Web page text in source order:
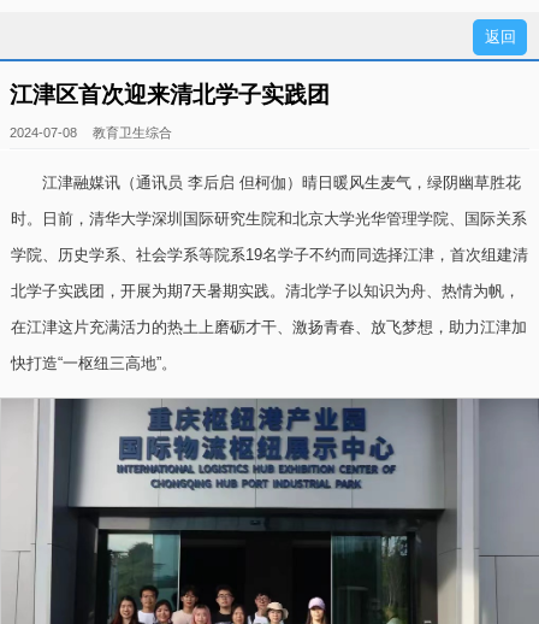
江津区首次迎来清北学子实践团
2024-07-08 教育卫生综合
江津融媒讯（通讯员 李后启 但柯伽）晴日暖风生麦气，绿阴幽草胜花
时。日前，清华大学深圳国际研究生院和北京大学光华管理学院、国际关系
学院、历史学系、社会学系等院系19名学子不约而同选择江津，首次组建清
北学子实践团，开展为期7天暑期实践。清北学子以知识为舟、热情为帆，
在江津这片充满活力的热土上磨砺才干、激扬青春、放飞梦想，助力江津加
快打造“一枢纽三高地”。